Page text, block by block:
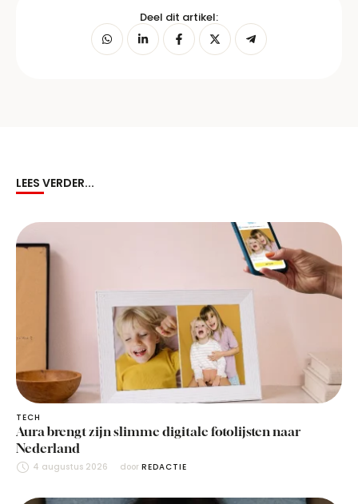
Deel dit artikel:
LEES VERDER...
TECH
Aura brengt zijn slimme digitale fotolijsten naar
Nederland
4 augustus 2026 door REDACTIE